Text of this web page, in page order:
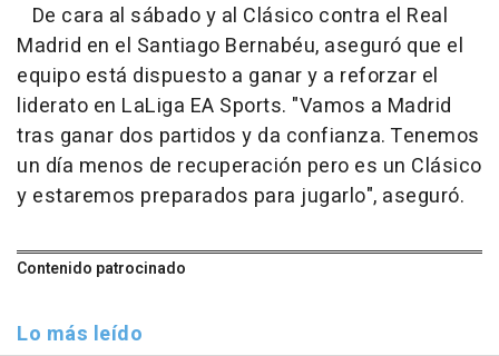
De cara al sábado y al Clásico contra el Real
Madrid en el Santiago Bernabéu, aseguró que el
equipo está dispuesto a ganar y a reforzar el
liderato en LaLiga EA Sports. "Vamos a Madrid
tras ganar dos partidos y da confianza. Tenemos
un día menos de recuperación pero es un Clásico
y estaremos preparados para jugarlo", aseguró.
Contenido patrocinado
Lo más leído